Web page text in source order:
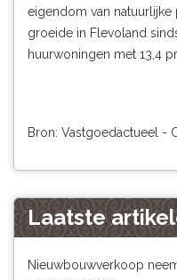
eigendom van natuurlijke
groeide in Flevoland
huurwoningen met 13,4
Bron: Vastgoedactueel -
Laatste
Nieuwbouwverkoop